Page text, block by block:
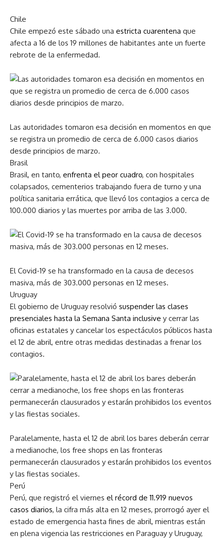
Chile
Chile empezó este sábado una estricta cuarentena que
afecta a 16 de los 19 millones de habitantes ante un fuerte
rebrote de la enfermedad.
Las autoridades tomaron esa decisión en momentos en que
se registra un promedio de cerca de 6.000 casos diarios
desde principios de marzo.
Brasil
Brasil, en tanto, enfrenta el peor cuadro, con hospitales
colapsados, cementerios trabajando fuera de turno y una
política sanitaria errática, que llevó los contagios a cerca de
100.000 diarios y las muertes por arriba de las 3.000.
El Covid-19 se ha transformado en la causa de decesos
masiva, más de 303.000 personas en 12 meses.
Uruguay
El gobierno de Uruguay resolvió suspender las clases
presenciales hasta la Semana Santa inclusive y cerrar las
oficinas estatales y cancelar los espectáculos públicos hasta
el 12 de abril, entre otras medidas destinadas a frenar los
contagios.
Paralelamente, hasta el 12 de abril los bares deberán cerrar
a medianoche, los free shops en las fronteras
permanecerán clausurados y estarán prohibidos los eventos
y las fiestas sociales.
Perú
Perú, que registró el viernes el récord de 11.919 nuevos
casos diarios, la cifra más alta en 12 meses, prorrogó ayer el
estado de emergencia hasta fines de abril, mientras están
en plena vigencia las restricciones en Paraguay y Uruguay,